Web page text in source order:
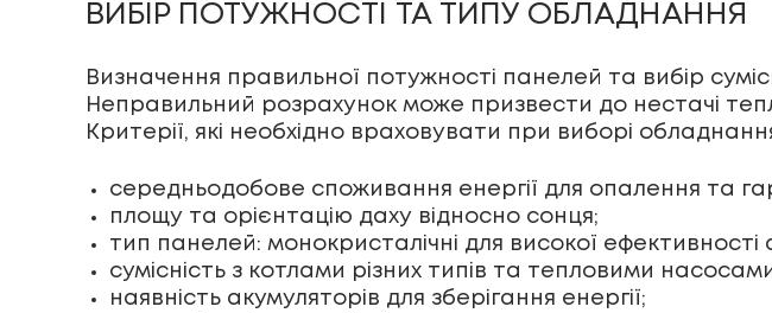
ВИБІР ПОТУЖНОСТІ ТА ТИПУ ОБЛАДНАННЯ
Визначення правильної потужності панелей та вибір
Неправильний розрахунок може призвести до нестачі
Критерії, які необхідно враховувати при виборі
середньодобове споживання енергії для опалення та
площу та орієнтацію даху відносно сонця;
тип панелей: монокристалічні для високої ефективності
сумісність з котлами різних типів та тепловими
наявність акумуляторів для зберігання енергії;